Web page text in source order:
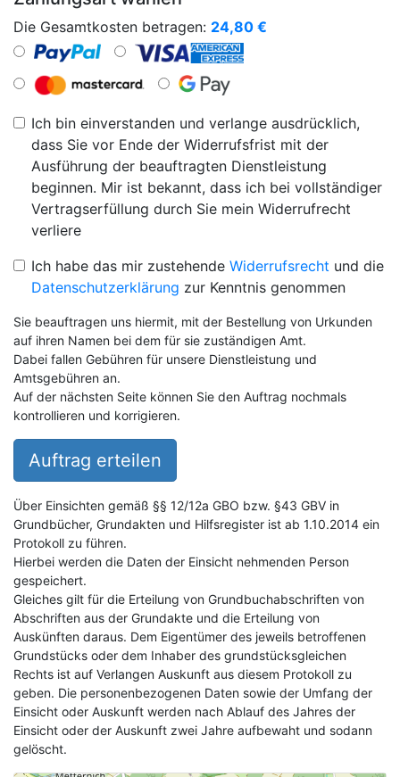
Die Gesamtkosten betragen: 24,80 €
Ich bin einverstanden und verlange ausdrücklich,
dass Sie vor Ende der Widerrufsfrist mit der
Ausführung der beauftragten Dienstleistung
beginnen. Mir ist bekannt, dass ich bei vollständiger
Vertragserfüllung durch Sie mein Widerrufrecht
verliere
Ich habe das mir zustehende Widerrufsrecht und die
Datenschutzerklärung zur Kenntnis genommen
Sie beauftragen uns hiermit, mit der Bestellung von Urkunden
auf ihren Namen bei dem für sie zuständigen Amt.
Dabei fallen Gebühren für unsere Dienstleistung und
Amtsgebühren an.
Auf der nächsten Seite können Sie den Auftrag nochmals
kontrollieren und korrigieren.
Auftrag erteilen
Über Einsichten gemäß §§ 12/12a GBO bzw. §43 GBV in
Grundbücher, Grundakten und Hilfsregister ist ab 1.10.2014 ein
Protokoll zu führen.
Hierbei werden die Daten der Einsicht nehmenden Person
gespeichert.
Gleiches gilt für die Erteilung von Grundbuchabschriften von
Abschriften aus der Grundakte und die Erteilung von
Auskünften daraus. Dem Eigentümer des jeweils betroffenen
Grundstücks oder dem Inhaber des grundstücksgleichen
Rechts ist auf Verlangen Auskunft aus diesem Protokoll zu
geben. Die personenbezogenen Daten sowie der Umfang der
Einsicht oder Auskunft werden nach Ablauf des Jahres der
Einsicht oder der Auskunft zwei Jahre aufbewaht und sodann
gelöscht.